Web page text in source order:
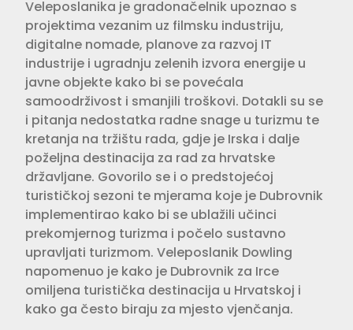
Veleposlanika je gradonačelnik upoznao s
projektima vezanim uz filmsku industriju,
digitalne nomade, planove za razvoj IT
industrije i ugradnju zelenih izvora energije u
javne objekte kako bi se povećala
samoodrživost i smanjili troškovi. Dotakli su se
i pitanja nedostatka radne snage u turizmu te
kretanja na tržištu rada, gdje je Irska i dalje
poželjna destinacija za rad za hrvatske
državljane. Govorilo se i o predstojećoj
turističkoj sezoni te mjerama koje je Dubrovnik
implementirao kako bi se ublažili učinci
prekomjernog turizma i počelo sustavno
upravljati turizmom. Veleposlanik Dowling
napomenuo je kako je Dubrovnik za Irce
omiljena turistička destinacija u Hrvatskoj i
kako ga često biraju za mjesto vjenčanja.